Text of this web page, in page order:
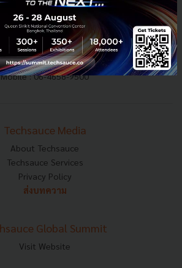
:
contact@techsauce.co
Tel : 02-001-5375
Mobile : 06-4658-9500
Techsauce Media
About Techsauce
Techsauce Services
Privacy Policy
ส่งบทความ
Global Summit
Visit Website